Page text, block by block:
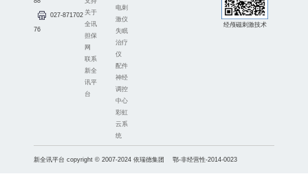
027-871702
76
关于
全讯
担保
网
联系
新全
讯平
台
电刺
激仪
失眠
治疗
仪
配件
神经
调控
中心
彩虹
云系
统
经颅磁刺激技术
新全讯平台 copyright © 2007-2024 依瑞德集团 鄂-非经营性-2014-0023